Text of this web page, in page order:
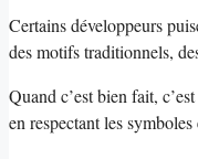
Certains développeurs
des motifs traditionnels,
Quand c’est bien fait,
en respectant les